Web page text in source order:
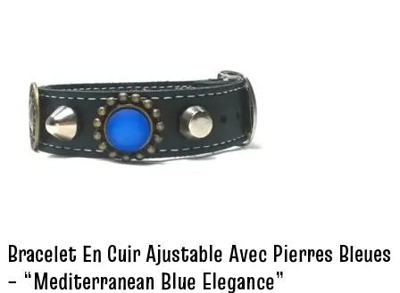
Bracelet En Cuir Ajustable Avec Pierres Bleues
– “Mediterranean Blue Elegance”